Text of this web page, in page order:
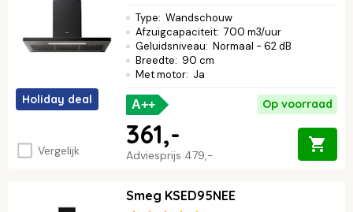
Holiday deal
Vergelijk
Type: Wandschouw
Afzuigcapaciteit: 700 m3/uur
Geluidsniveau: Normaal - 62 dB
Breedte: 90 cm
Met motor: Ja
A++ Op voorraad
Adviesprijs 479,-
361,-
Smeg KSED95NEE